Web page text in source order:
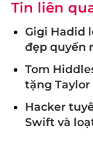
Tin liên
Gigi Hadid
đẹp quyến
Tom
tặng Taylor
Hacker
Swift và